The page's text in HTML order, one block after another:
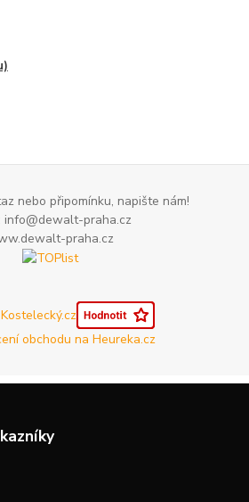
nebo připomínku, napište nám!
info@dewalt-praha.cz
praha.cz